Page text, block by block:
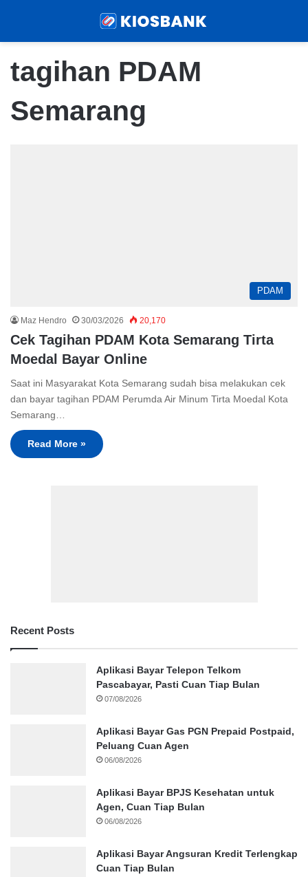
tagihan PDAM
Semarang
PDAM
Maz Hendro 30/03/2026 20,170
Cek Tagihan PDAM Kota Semarang Tirta
Moedal Bayar Online
Saat ini Masyarakat Kota Semarang sudah bisa melakukan cek
dan bayar tagihan PDAM Perumda Air Minum Tirta Moedal Kota
Semarang…
Read More »
Recent Posts
Aplikasi Bayar Telepon Telkom
Pascabayar, Pasti Cuan Tiap Bulan
07/08/2026
Aplikasi Bayar Gas PGN Prepaid Postpaid,
Peluang Cuan Agen
06/08/2026
Aplikasi Bayar BPJS Kesehatan untuk
Agen, Cuan Tiap Bulan
06/08/2026
Aplikasi Bayar Angsuran Kredit Terlengkap
Cuan Tiap Bulan